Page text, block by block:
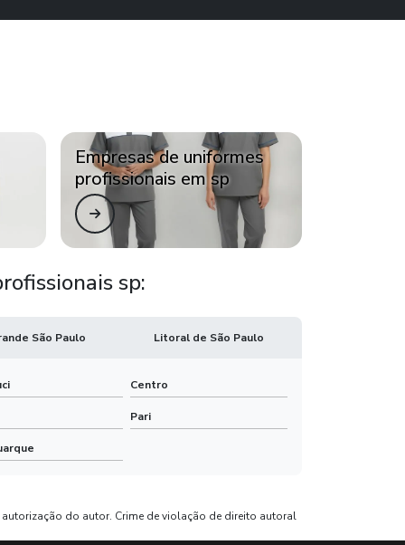
Uniformes para açougue
Uniformes profissionais industriais
Uniformes profissionais jalecos
Uniformes profissionais na zona sul
Uniformes sociais profissionais
Empresas de uniformes profissionais em sp
Comprar uniformes profissionais
Avental de frente preço
Camisetas promocionais
Empresas de uniformes
profissionais em sp
sp:
São Paulo Litoral de São Paulo
Centro
Pari
do autor. Crime de violação de direito autoral